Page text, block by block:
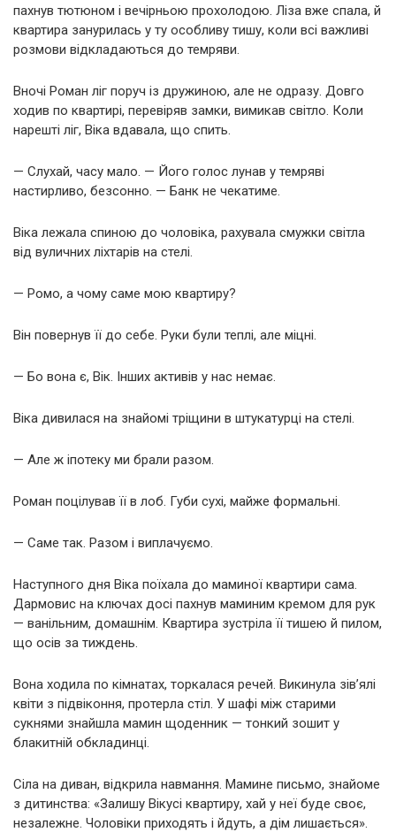
пахнув тютюном і вечірньою прохолодою. Ліза вже спала, й
квартира занурилась у ту особливу тишу, коли всі важливі
розмови відкладаються до темряви.
Вночі Роман ліг поруч із дружиною, але не одразу. Довго
ходив по квартирі, перевіряв замки, вимикав світло. Коли
нарешті ліг, Віка вдавала, що спить.
— Слухай, часу мало. — Його голос лунав у темряві
настирливо, безсонно. — Банк не чекатиме.
Віка лежала спиною до чоловіка, рахувала смужки світла
від вуличних ліхтарів на стелі.
— Ромо, а чому саме мою квартиру?
Він повернув її до себе. Руки були теплі, але міцні.
— Бо вона є, Вік. Інших активів у нас немає.
Віка дивилася на знайомі тріщини в штукатурці на стелі.
— Але ж іпотеку ми брали разом.
Роман поцілував її в лоб. Губи сухі, майже формальні.
— Саме так. Разом і виплачуємо.
Наступного дня Віка поїхала до маминої квартири сама.
Дармовис на ключах досі пахнув маминим кремом для рук
— ванільним, домашнім. Квартира зустріла її тишею й пилом,
що осів за тиждень.
Вона ходила по кімнатах, торкалася речей. Викинула зів’ялі
квіти з підвіконня, протерла стіл. У шафі між старими
сукнями знайшла мамин щоденник — тонкий зошит у
блакитній обкладинці.
Сіла на диван, відкрила навмання. Мамине письмо, знайоме
з дитинства: «Залишу Вікусі квартиру, хай у неї буде своє,
незалежне. Чоловіки приходять і йдуть, а дім лишається».